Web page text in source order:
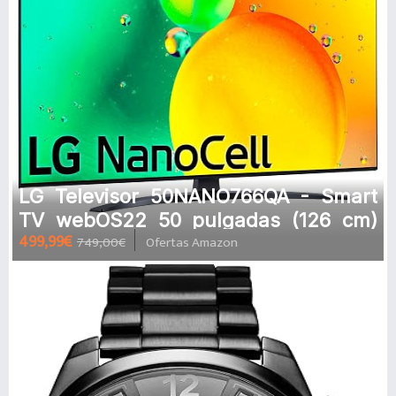
LG Televisor 50NANO766QA - Smart
TV webOS22 50 pulgadas (126 cm)
4K Nanocell, Procesador de Gran Pot
499,99€ 749,00€ Ofertas Amazon